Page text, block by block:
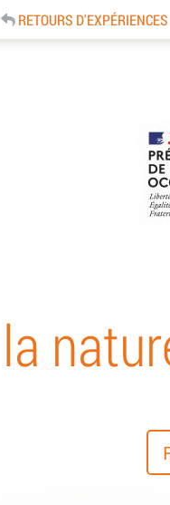
RETOURS D'EXPÉRIENCES